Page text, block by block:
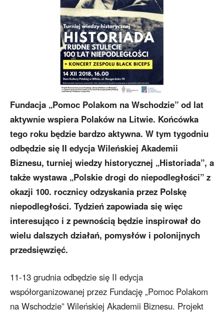
Fundacja „Pomoc Polakom na Wschodzie” od lat
aktywnie wspiera Polaków na Litwie. Końcówka
tego roku będzie bardzo aktywna. W tym tygodniu
odbędzie się II edycja Wileńskiej Akademii
Biznesu, turniej wiedzy historycznej „Historiada”, a
także wystawa „Polskie drogi do niepodległości” z
okazji 100. rocznicy odzyskania przez Polskę
niepodległości. Tydzień zapowiada się więc
interesująco i z pewnością będzie inspirował do
wielu dalszych działań, pomysłów i polonijnych
przedsięwzięć.
11-13 grudnia odbędzie się II edycja
współorganizowanej przez Fundację „Pomoc Polakom
na Wschodzie” Wileńskiej Akademii Biznesu. Projekt